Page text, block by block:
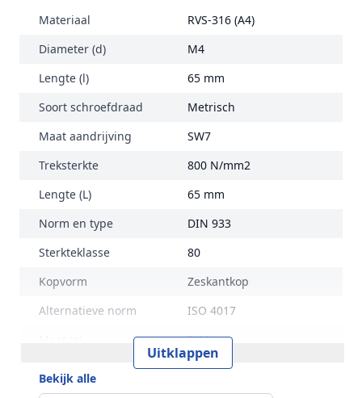
Materiaal
RVS-316 (A4)
Diameter (d)
M4
Lengte (l)
65 mm
Soort schroefdraad
Metrisch
Maat aandrijving
SW7
Treksterkte
800 N/mm2
Lengte (L)
65 mm
Norm en type
DIN 933
Sterkteklasse
80
Kopvorm
Zeskantkop
Alternatieve norm
ISO 4017
7,66 mm
2,8 mm
Uitklappen
Bekijk alle